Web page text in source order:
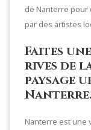
de Nanterre
par des artistes
Faites
rives de
paysage
Nanterre.
Nanterre est une